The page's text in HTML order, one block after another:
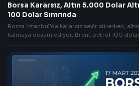
Borsa Kararsız, Altın 5.000 Dolar
100 Dolar Sınırında
Borsa İstanbul'da kararsız seyir sürerken,
kalmaya devam ediyor. Brent petrol 100 dolar
ortası piyasa analizi.